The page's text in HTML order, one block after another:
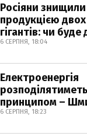
Росіяни знищили
продукцією
гігантів: чи
6 СЕРПНЯ, 18:04
Електроенергія
принципом –
6 СЕРПНЯ, 18:23